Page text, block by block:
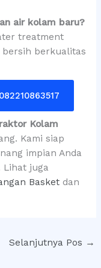
air kolam baru?
treatment
berkualitas
Kolam
Kami siap
impian Anda
Lihat juga
Basketdan
Selanjutnya Pos →